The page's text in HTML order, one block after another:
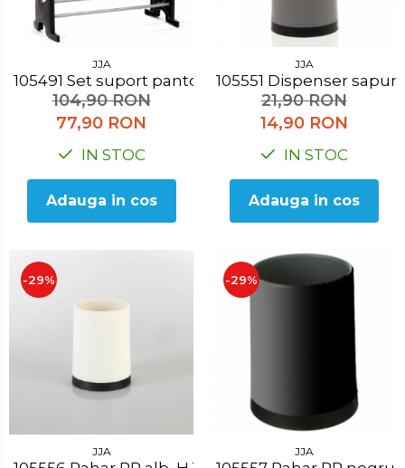
JJA
105491 Set suport pantofi, 65x20x64 cm
104,90 RON
77,90 RON
IN STOC
Adauga in cos
JJA
105551 Dispenser
21,90 RON
14,90 RON
IN STOC
Adauga in cos
-29%
JJA
-29%
JJA